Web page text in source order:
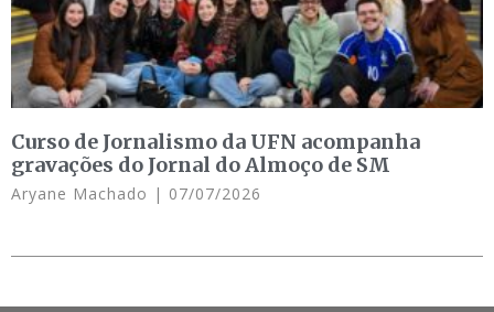
Curso de Jornalismo da UFN acompanha
gravações do Jornal do Almoço de SM
Aryane Machado 07/07/2026